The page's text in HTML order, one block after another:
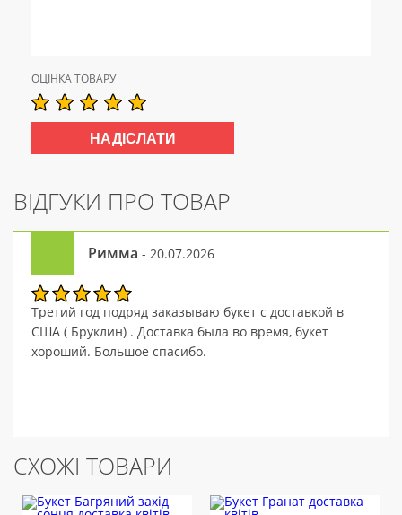
ОЦІНКА ТОВАРУ
ВІДГУКИ ПРО ТОВАР
Римма - 20.07.2026
Третий год подряд заказываю букет с доставкой в
США ( Бруклин) . Доставка была во время, букет
хороший. Большое спасибо.
СХОЖІ ТОВАРИ